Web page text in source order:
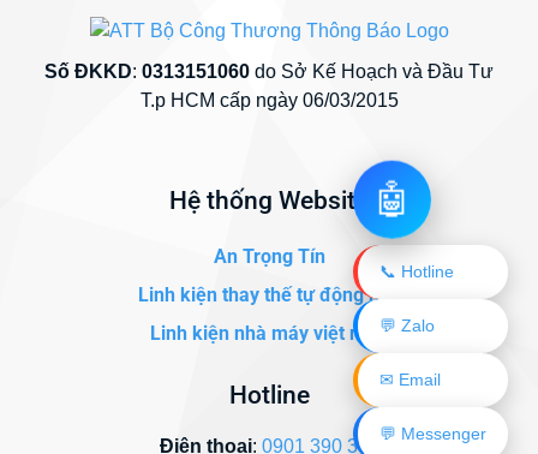
Số ĐKKD: 0313151060 do Sở Kế Hoạch và Đầu Tư
T.p HCM cấp ngày 06/03/2015
Hệ thống Website
An Trọng Tín
Linh kiện thay thế tự động hóa
Linh kiện nhà máy việt nam
Hotline
Điện thoại: 0901 390 345
🤖
📞 Hotline
💬 Zalo
✉ Email
💬 Messenger